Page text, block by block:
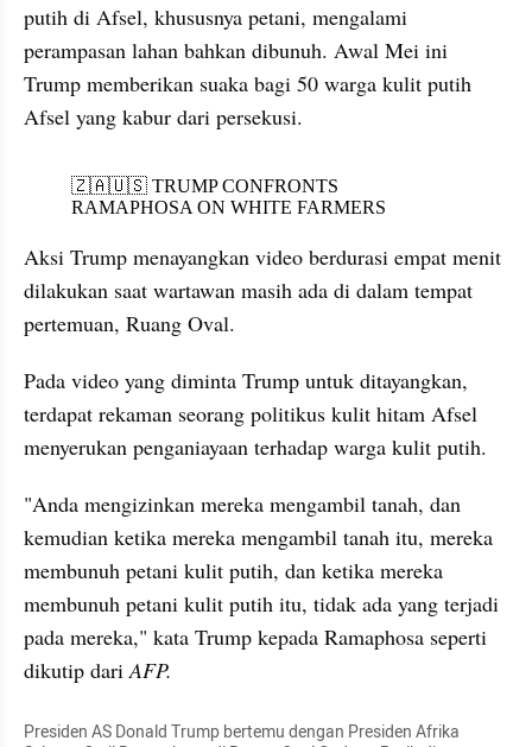
putih di Afsel, khususnya petani, mengalami
perampasan lahan bahkan dibunuh. Awal Mei ini
Trump memberikan suaka bagi 50 warga kulit putih
Afsel yang kabur dari persekusi.
X post embed
Aksi Trump menayangkan video berdurasi empat menit
dilakukan saat wartawan masih ada di dalam tempat
pertemuan, Ruang Oval.
Pada video yang diminta Trump untuk ditayangkan,
terdapat rekaman seorang politikus kulit hitam Afsel
menyerukan penganiayaan terhadap warga kulit putih.
"Anda mengizinkan mereka mengambil tanah, dan
kemudian ketika mereka mengambil tanah itu, mereka
membunuh petani kulit putih, dan ketika mereka
membunuh petani kulit putih itu, tidak ada yang terjadi
pada mereka," kata Trump kepada Ramaphosa seperti
dikutip dari AFP.
Presiden AS Donald Trump bertemu dengan Presiden Afrika